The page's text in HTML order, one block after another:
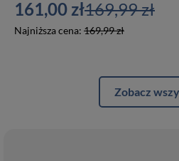
161,00 zł
Najniższa cena: 169,99 zł
169,99 zł
Zobacz